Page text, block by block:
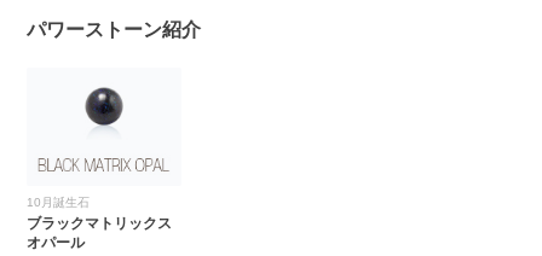
パワーストーン紹介
10月誕生石
ブラックマトリックス
オパール